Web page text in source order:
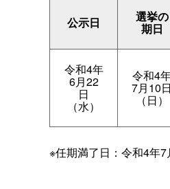
公示日 選挙の
期日
令和4年
6月22
日
（水）
令和4
7月10日
（日）
※任期満了日：令和4年7